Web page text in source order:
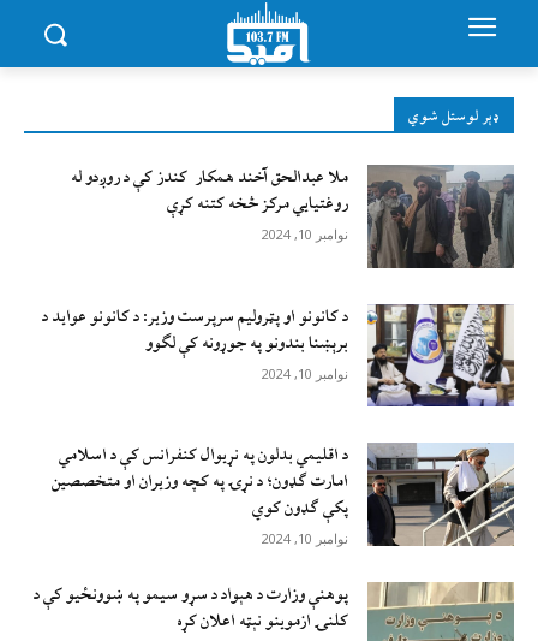
ډېر لوستل شوي
ملا عبدالحق آخند همکار کندز کې د روږدو له
روغتیایي مرکز څخه کتنه کړې
نوامبر 10, 2024
د کانونو او پټرولیم سرپرست وزیر: د کانونو عواید د
برېښنا بندونو په جوړونه کې لګوو
نوامبر 10, 2024
د اقليمي بدلون په نړيوال کنفرانس کې د اسلامي
امارت ګډون؛ د نړۍ په کچه وزيران او متخصصين
پکې ګډون کوي
نوامبر 10, 2024
پوهنې وزارت د هېواد د سړو سيمو په ښوونځيو کې د
کلنۍ ازموينو نېټه اعلان کړه